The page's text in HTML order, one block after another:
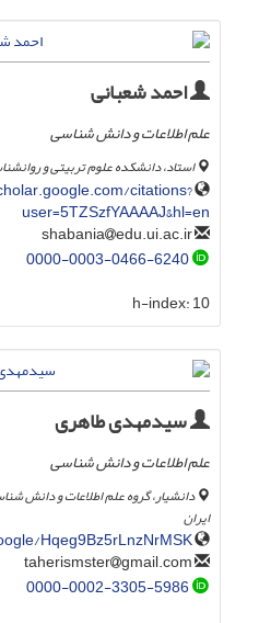
احمد شعبانی
علم اطلاعات و دانش شناسی
استاد، دانشکده علوم تربیتی و
citations?
user=5TZSzfYAAAAJ&hl=en
edu.ui.ac.ir
0000-0003-0466-6240
h-index:10
سیدمهدی طاهری
علم اطلاعات و دانش شناسی
دانشیار، گروه علم اطلاعات و دانش
ایران
Hqeg9Bz5rLnzNrMSK
gmail.com
0000-0002-3305-5986